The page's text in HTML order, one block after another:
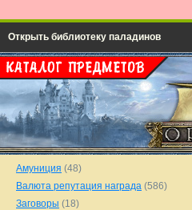
Открыть библиотеку паладинов
Амуниция (48)
Валюта репутация награда (586)
Заговоры (18)